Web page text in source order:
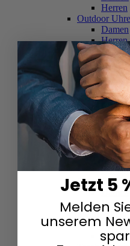
Herren
Outdoor
Damen
Herren
Schweizer
Damen
Herren
Skelettuhren
Damen
Herren
Smartwatches
Damen
Herren
Solaruhren
Herren
Damen
Sportuhren
Damen
Herren
Swarovski &
Damen
Herren
Jetzt 5
Melden
unserem